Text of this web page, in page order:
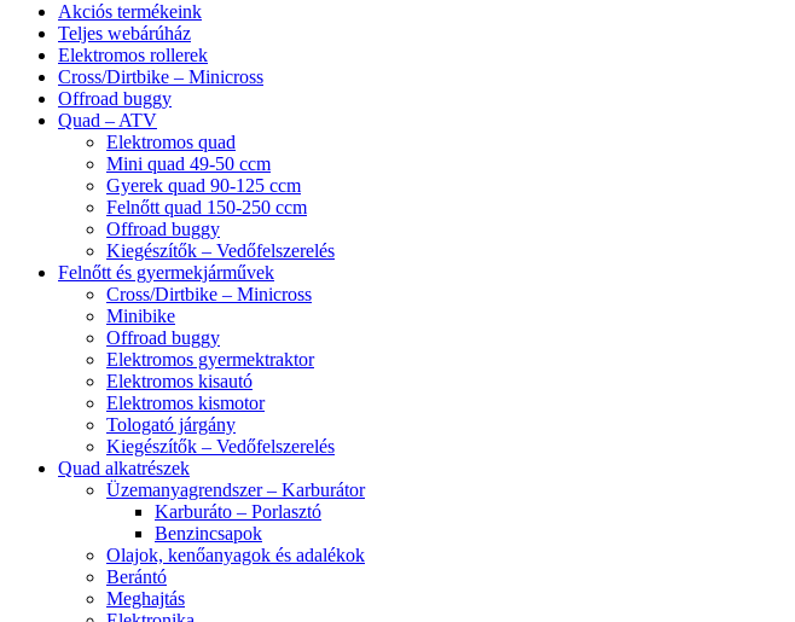
Akciós termékeink
Teljes webárúház
Elektromos rollerek
Cross/Dirtbike – Minicross
Offroad buggy
Quad – ATV
Elektromos quad
Mini quad 49-50 ccm
Gyerek quad 90-125 ccm
Felnőtt quad 150-250 ccm
Offroad buggy
Kiegészítők – Vedőfelszerelés
Felnőtt és gyermekjárművek
Cross/Dirtbike – Minicross
Minibike
Offroad buggy
Elektromos gyermektraktor
Elektromos kisautó
Elektromos kismotor
Tologató járgány
Kiegészítők – Vedőfelszerelés
Quad alkatrészek
Üzemanyagrendszer – Karburátor
Karburáto – Porlasztó
Benzincsapok
Olajok, kenőanyagok és adalékok
Berántó
Meghajtás